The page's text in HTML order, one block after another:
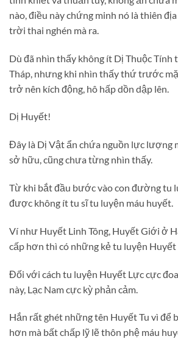
nào, điều này chứng minh nó là thiên
trời thai nghén mà ra.
Dù đã nhìn thấy không ít Dị Thuộc Tính
Tháp, nhưng khi nhìn thấy thứ trước
trở nên kích động, hô hấp dồn dập lên.
Dị Huyết!
Đây là Dị Vật ẩn chứa nguồn lực lượng
sở hữu, cũng chưa từng nhìn thấy.
Từ khi bắt đầu bước vào con đường tu
được không ít tu sĩ tu luyện máu huyết.
Ví như Huyết Linh Tông, Huyết Giới ở
cấp hơn thì có những kẻ tu luyện Huyết
Đối với cách tu luyện Huyết Lực cực
này, Lạc Nam cực kỳ phản cảm.
Hắn rất ghét những tên Huyết Tu vì để
hơn mà bất chấp lỹ lẽ thôn phệ máu